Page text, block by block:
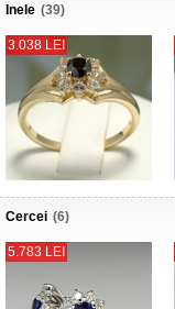
Inele (39)
3.038 LEI
Cercei (6)
5.783 LEI